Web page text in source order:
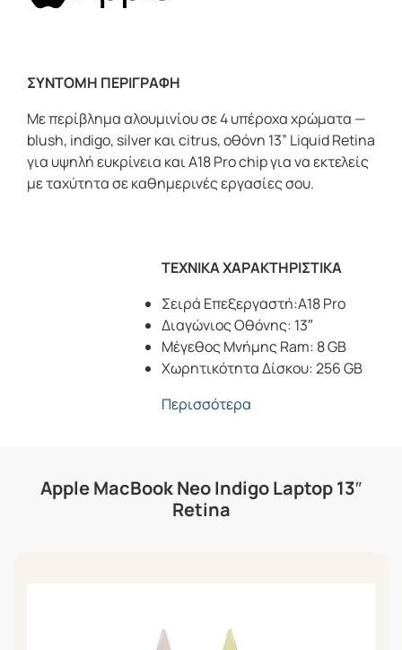
ΣΥΝΤΟΜΗ ΠΕΡΙΓΡΑΦΗ
Με περίβλημα αλουμινίου σε 4 υπέροχα χρώματα —
blush, indigo, silver και citrus, οθόνη 13” Liquid Retina
για υψηλή ευκρίνεια και A18 Pro chip για να εκτελείς
με ταχύτητα σε καθημερινές εργασίες σου.
ΤΕΧΝΙΚΑ ΧΑΡΑΚΤΗΡΙΣΤΙΚΑ
Σειρά Επεξεργαστή:A18 Pro
Διαγώνιος Οθόνης: 13″
Μέγεθος Μνήμης Ram: 8 GB
Χωρητικότητα Δίσκου: 256 GB
Περισσότερα
Apple MacBook Neo Indigo Laptop 13″
Retina